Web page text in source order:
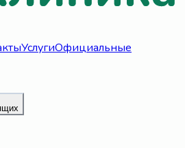
УслугиОфициальные